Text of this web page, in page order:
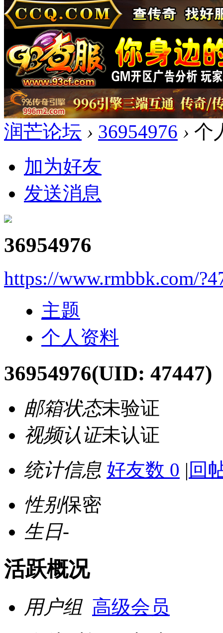
润芒论坛 › 36954976 › 个
加为好友
发送消息
36954976
https://www.rmbbk.com/
主题
个人资料
36954976(UID: 47447)
邮箱状态未验证
视频认证未认证
统计信息 好友数 0 | 回
性别保密
生日-
活跃概况
用户组 高级会员